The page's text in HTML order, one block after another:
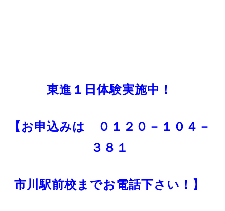
東進１日体験実施中！
【お申込みは
０１２０－１０４－
３８１
市川駅前校までお電話下さい！】